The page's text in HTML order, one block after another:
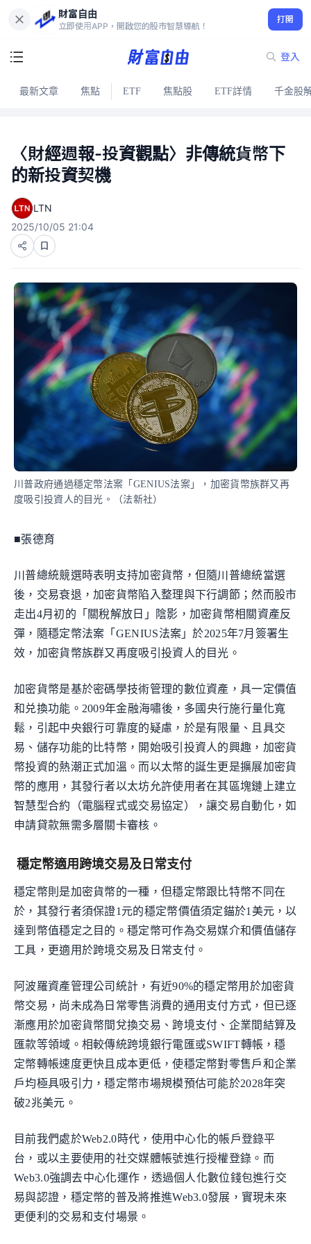
財富自由
立即使用APP，開啟您的股市智慧導航！
打開
登入
最新文章 焦點 ETF 焦點股 ETF詳情 千金股
〈財經週報-投資觀點〉非傳統貨幣下
的新投資契機
LTN
2025/10/05 21:04
川普政府通過穩定幣法案「GENIUS法案」，加密貨幣族群又再
度吸引投資人的目光。（法新社）
■張德育
川普總統競選時表明支持加密貨幣，但隨川普總統當選
後，交易衰退，加密貨幣陷入整理與下行調節；然而股市
走出4月初的「關稅解放日」陰影，加密貨幣相關資產反
彈，隨穩定幣法案「GENIUS法案」於2025年7月簽署生
效，加密貨幣族群又再度吸引投資人的目光。
加密貨幣是基於密碼學技術管理的數位資產，具一定價值
和兑換功能。2009年金融海嘯後，多國央行施行量化寬
鬆，引起中央銀行可靠度的疑慮，於是有限量、且具交
易、儲存功能的比特幣，開始吸引投資人的興趣，加密貨
幣投資的熱潮正式加溫。而以太幣的誕生更是擴展加密貨
幣的應用，其發行者以太坊允許使用者在其區塊鏈上建立
智慧型合約（電腦程式或交易協定），讓交易自動化，如
申請貸款無需多層關卡審核。
穩定幣適用跨境交易及日常支付
穩定幣則是加密貨幣的一種，但穩定幣跟比特幣不同在
於，其發行者須保證1元的穩定幣價值須定錨於1美元，以
達到幣值穩定之目的。穩定幣可作為交易媒介和價值儲存
工具，更適用於跨境交易及日常支付。
阿波羅資產管理公司統計，有近90%的穩定幣用於加密貨
幣交易，尚未成為日常零售消費的通用支付方式，但已逐
漸應用於加密貨幣間兌換交易、跨境支付、企業間結算及
匯款等領域。相較傳統跨境銀行電匯或SWIFT轉帳，穩
定幣轉帳速度更快且成本更低，使穩定幣對零售戶和企業
戶均極具吸引力，穩定幣市場規模預估可能於2028年突
破2兆美元。
目前我們處於Web2.0時代，使用中心化的帳戶登錄平
台，或以主要使用的社交媒體帳號進行授權登錄。而
Web3.0強調去中心化運作，透過個人化數位錢包進行交
易與認證，穩定幣的普及將推進Web3.0發展，實現未來
更便利的交易和支付場景。